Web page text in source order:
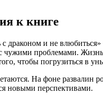
к книге
драконом и не
проблемами. Жизнь
чтобы погрузиться в
На фоне развалин
новыми перспективами.